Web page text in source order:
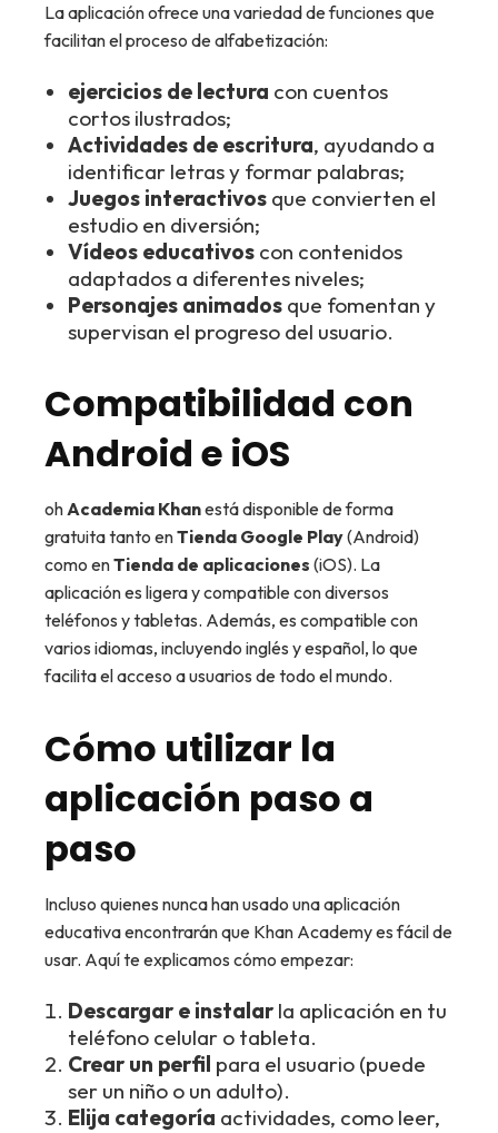
La aplicación ofrece una variedad de funciones que
facilitan el proceso de alfabetización:
ejercicios de lectura con cuentos
cortos ilustrados;
Actividades de escritura, ayudando a
identificar letras y formar palabras;
Juegos interactivos que convierten el
estudio en diversión;
Vídeos educativos con contenidos
adaptados a diferentes niveles;
Personajes animados que fomentan y
supervisan el progreso del usuario.
Compatibilidad con
Android e iOS
ohAcademia Khanestá disponible de forma
gratuita tanto enTienda Google Play(Android)
como enTienda de aplicaciones (iOS). La
aplicación es ligera y compatible con diversos
teléfonos y tabletas. Además, es compatible con
varios idiomas, incluyendo inglés y español, lo que
facilita el acceso a usuarios de todo el mundo.
Cómo utilizar la
aplicación paso a
paso
Incluso quienes nunca han usado una aplicación
educativa encontrarán que Khan Academy es fácil de
usar. Aquí te explicamos cómo empezar:
Descargar e instalarla aplicación en tu
teléfono celular o tableta.
Crear un perfil para el usuario (puede
ser un niño o un adulto).
Elija categoría actividades, como leer,